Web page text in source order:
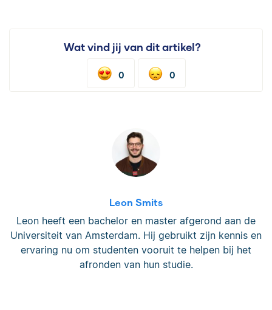
Wat vind jij van dit artikel?
0 0
Leon Smits
Leon heeft een bachelor en master afgerond aan de
Universiteit van Amsterdam. Hij gebruikt zijn kennis en
ervaring nu om studenten vooruit te helpen bij het
afronden van hun studie.